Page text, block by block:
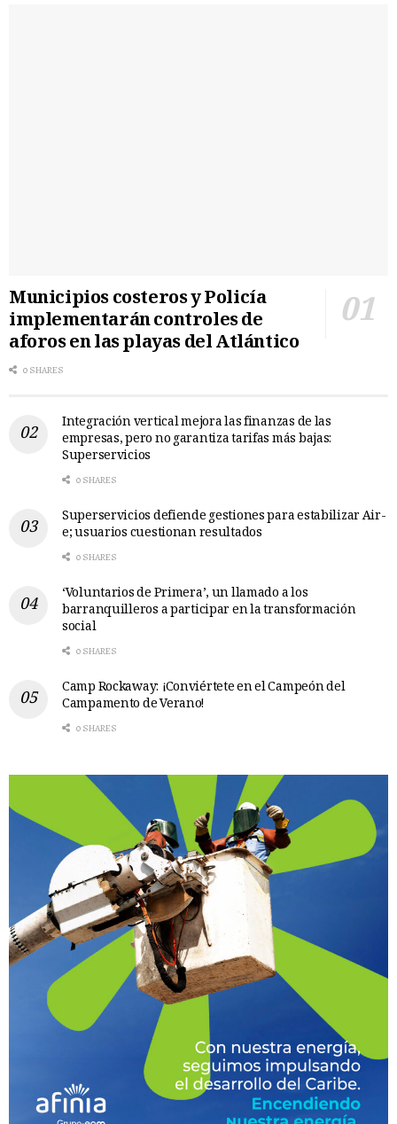
Municipios costeros y Policía
implementarán controles de
aforos en las playas del Atlántico
0 SHARES
Integración vertical mejora las finanzas de las
empresas, pero no garantiza tarifas más bajas:
Superservicios
0 SHARES
Superservicios defiende gestiones para estabilizar Air-
e; usuarios cuestionan resultados
0 SHARES
‘Voluntarios de Primera’, un llamado a los
barranquilleros a participar en la transformación
social
0 SHARES
Camp Rockaway: ¡Conviértete en el Campeón del
Campamento de Verano!
0 SHARES